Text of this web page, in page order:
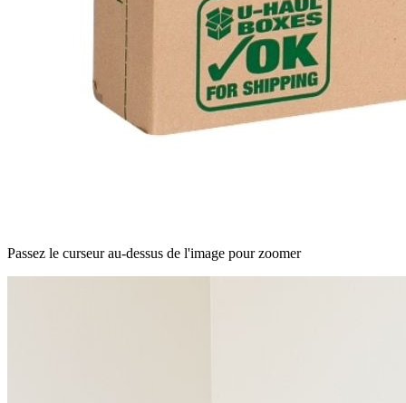
Passez le curseur au-dessus de l'image pour zoomer